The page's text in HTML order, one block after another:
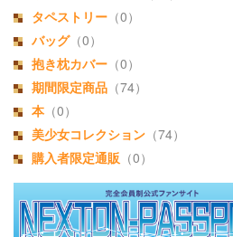
タペストリー （0）
バッグ（0）
抱き枕カバー （0）
期間限定商品 （74）
本 （0）
美少女コレクション （74）
購入者限定通販 （0）